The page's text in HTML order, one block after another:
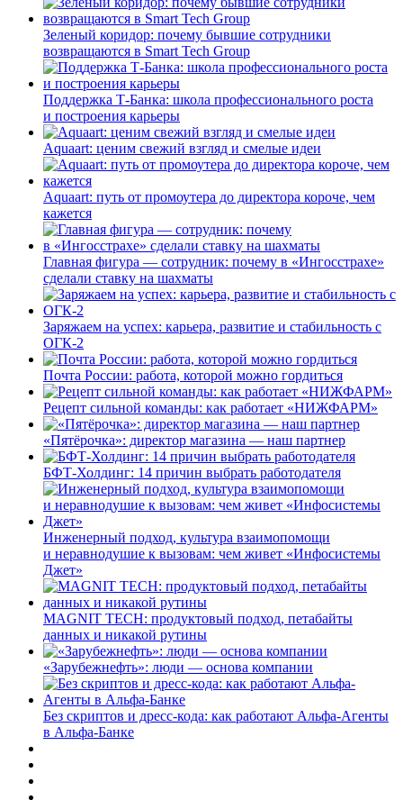
Зеленый коридор: почему бывшие сотрудники
возвращаются в Smart Tech Group
Поддержка Т-Банка: школа профессионального роста
и построения карьеры
Aquaart: ценим свежий взгляд и смелые идеи
Aquaart: путь от промоутера до директора короче, чем
кажется
Главная фигура — сотрудник: почему в «Ингосстрахе»
сделали ставку на шахматы
Заряжаем на успех: карьера, развитие и стабильность c
ОГК-2
Почта России: работа, которой можно гордиться
Рецепт сильной команды: как работает «НИЖФАРМ»
«Пятёрочка»: директор магазина — наш партнер
БФТ-Холдинг: 14 причин выбрать работодателя
Инженерный подход, культура взаимопомощи
и неравнодушие к вызовам: чем живет «Инфосистемы
Джет»
MAGNIT TECH: продуктовый подход, петабайты
данных и никакой рутины
«Зарубежнефть»: люди — основа компании
Без скриптов и дресс-кода: как работают Альфа-Агенты
в Альфа-Банке